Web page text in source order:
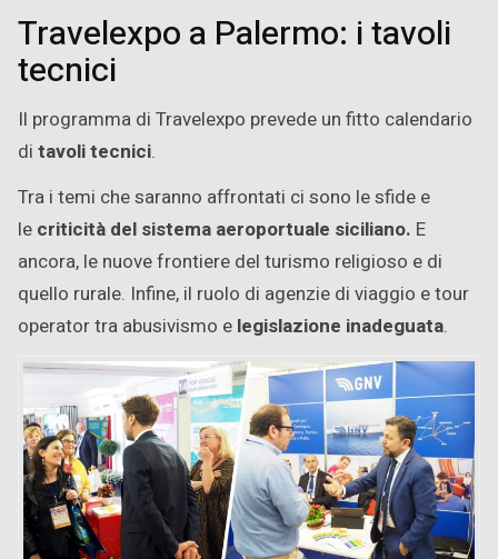
Travelexpo a Palermo: i tavoli
tecnici
Il programma di Travelexpo prevede un fitto calendario
di tavoli tecnici.
Tra i temi che saranno affrontati ci sono le sfide e
le criticità del sistema aeroportuale siciliano. E
ancora, le nuove frontiere del turismo religioso e di
quello rurale. Infine, il ruolo di agenzie di viaggio e tour
operator tra abusivismo e legislazione inadeguata.